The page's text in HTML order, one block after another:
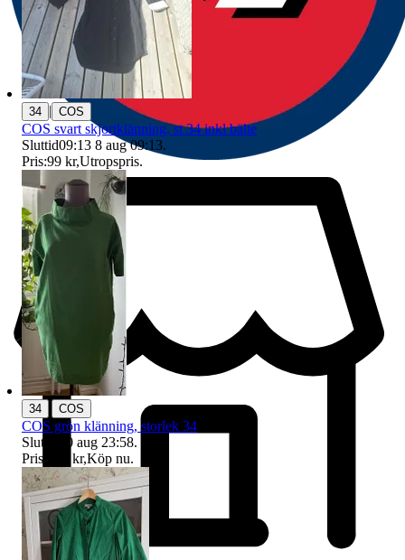
34 | COS
COS svart skjortklänning, st 34 inkl bälte
Sluttid09:13 8 aug 09:13.
Pris:99 kr,Utropspris.
34 COS
COS grön klänning, storlek 34
Sluttid
20 aug 23:58.
Pris:
100 kr,Köp nu.